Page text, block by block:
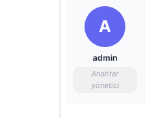
A
admin
Anahtar
yönetici